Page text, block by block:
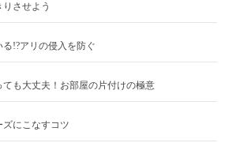
させよう
!?アリの侵入を防ぐ
も大丈夫！お部屋の片付けの極意
にこなすコツ